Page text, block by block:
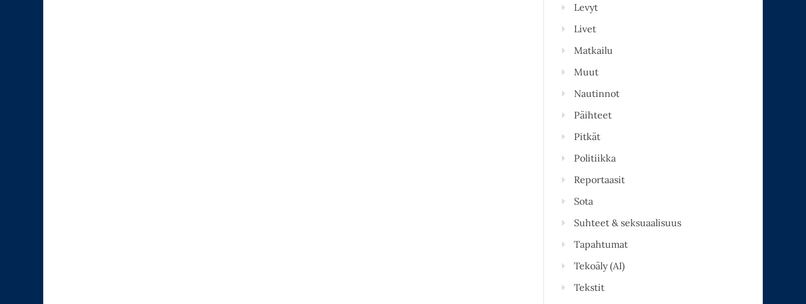
Levyt
Livet
Matkailu
Muut
Nautinnot
Päihteet
Pitkät
Politiikka
Reportaasit
Sota
Suhteet & seksuaalisuus
Tapahtumat
Tekoäly (AI)
Tekstit